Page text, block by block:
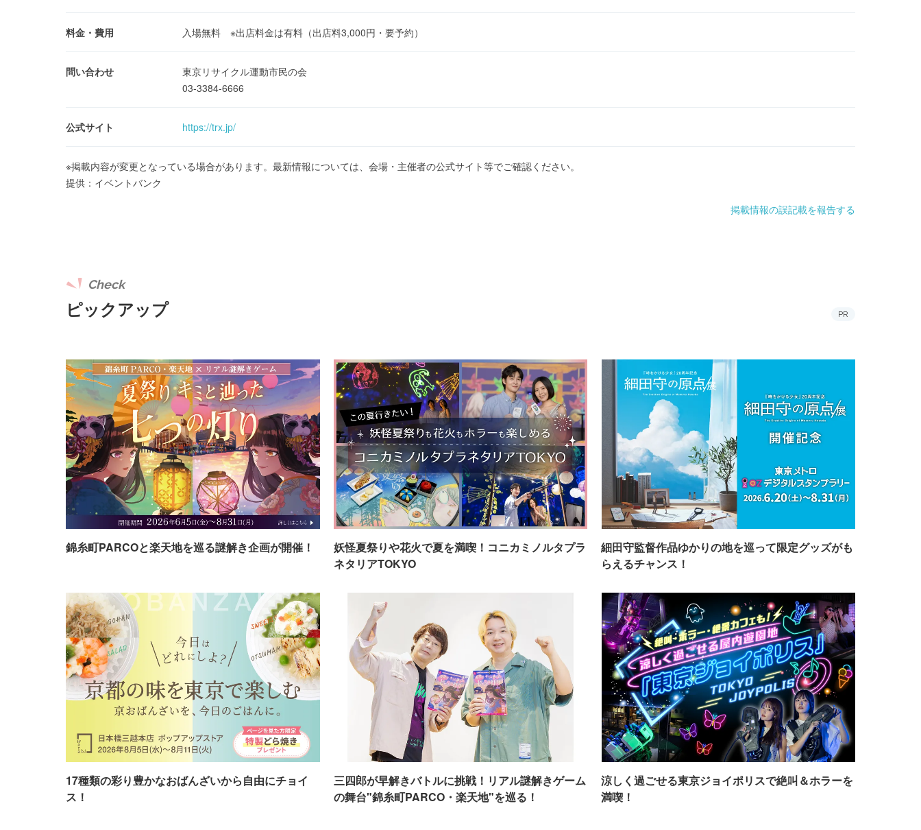
料金・費用 入場無料 ※出店料金は有料（出店料3,000円・要予約）
問い合わせ
東京リサイクル運動市民の会
03-3384-6666
公式サイト https://trx.jp/
※掲載内容が変更となっている場合があります。最新情報については、会場・主催者の公式サイト等でご確認ください。
提供：イベントバンク
掲載情報の誤記載を報告する
ピックアップ
Check
PR
錦糸町PARCOと楽天地を巡る謎解き企画が開催！
妖怪夏祭りや花火で夏を満喫！コニカミノルタプラ
ネタリアTOKYO
細田守監督作品ゆかりの地を巡って限定グッズがも
らえるチャンス！
17種類の彩り豊かなおばんざいから自由にチョイ
ス！
三四郎が早解きバトルに挑戦！リアル謎解きゲーム
の舞台"錦糸町PARCO・楽天地"を巡る！
涼しく過ごせる東京ジョイポリスで絶叫＆ホラーを
満喫！